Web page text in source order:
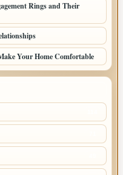
Rings and Their
Your Home Comfortable